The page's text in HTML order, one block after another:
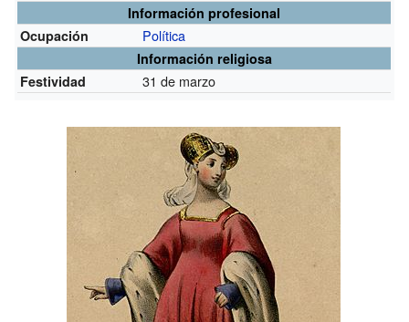
Información profesional
Ocupación
Política
Información religiosa
Festividad
31 de marzo